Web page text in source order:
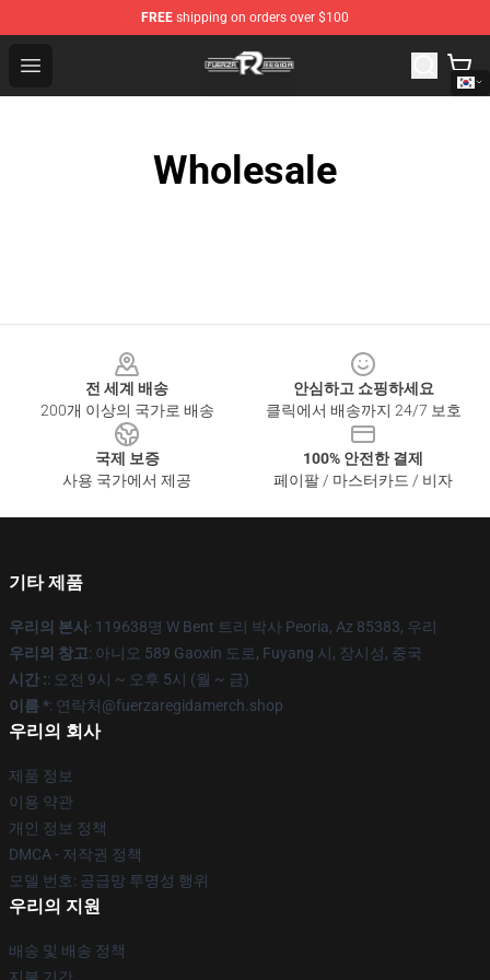
FREE shipping on orders over $100
Open menu
Fuerza Regida Shop - Official Fuerza Regida
Wholesale
전 세계 배송
200개 이상의 국가로 배송
안심하고 쇼핑하세요
클릭에서 배송까지 24/7 보호
국제 보증
사용 국가에서 제공
100% 안전한 결제
페이팔 / 마스터카드 / 비자
기타 제품
우리의 본사: 119638명 W Bent 트리 박사 Peoria, Az 85383, 우리
우리의 창고: 아니오 589 Gaoxin 도로, Fuyang 시, 장시성, 중국
시간 :: 오전 9시 ~ 오후 5시 (월 ~ 금)
이름 *: 연락처@fuerzaregidamerch.shop
우리의 회사
제품 정보
이용 약관
개인 정보 정책
DMCA - 저작권 정책
모델 번호: 공급망 투명성 행위
우리의 지원
배송 및 배송 정책